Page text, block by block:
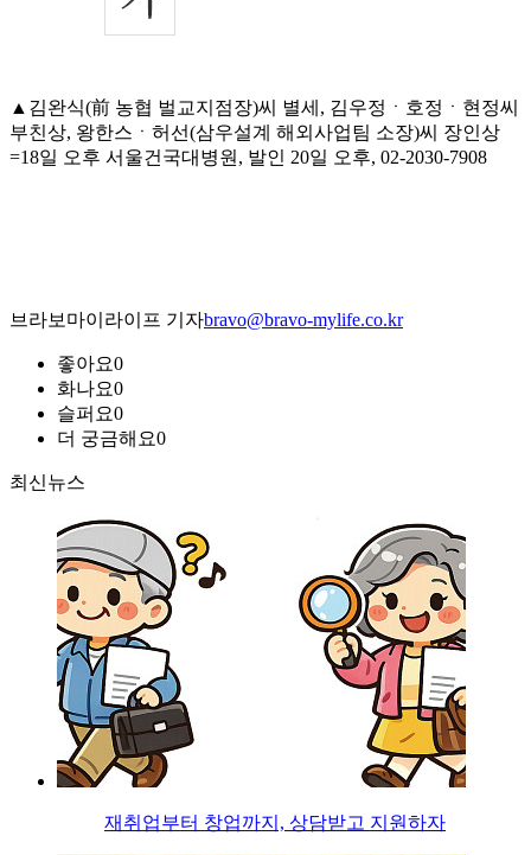
▲김완식(前 농협 벌교지점장)씨 별세, 김우정ㆍ호정ㆍ현정씨
부친상, 왕한스ㆍ허선(삼우설계 해외사업팀 소장)씨 장인상
=18일 오후 서울건국대병원, 발인 20일 오후, 02-2030-7908
브라보마이라이프 기자bravo@bravo-mylife.co.kr
좋아요0
화나요0
슬퍼요0
더 궁금해요0
최신뉴스
재취업부터 창업까지, 상담받고 지원하자